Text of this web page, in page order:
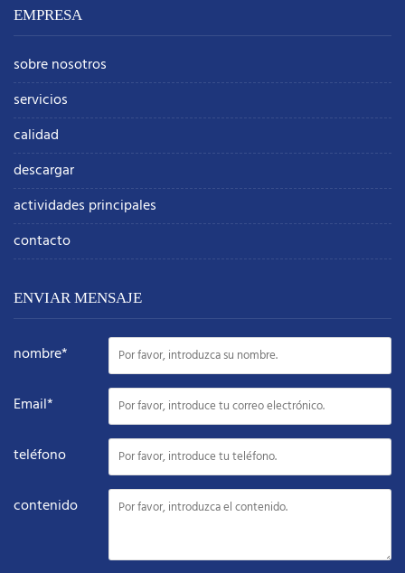
EMPRESA
sobre nosotros
servicios
calidad
descargar
actividades principales
contacto
ENVIAR MENSAJE
nombre*
Email*
teléfono
contenido